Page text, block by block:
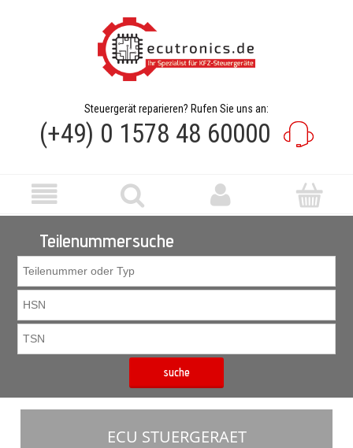
Steuergerät reparieren? Rufen Sie uns an:
(+49) 0 1578 48 60000
Teilenummersuche
suche
ECU STUERGERAET